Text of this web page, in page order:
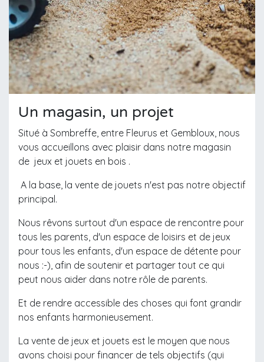
Un magasin, un projet
Situé à Sombreffe, entre Fleurus et Gembloux, nous
vous accueillons avec plaisir dans notre magasin
de jeux et jouets en bois .
A la base, la vente de jouets n'est pas notre objectif
principal.
Nous rêvons surtout d'un espace de rencontre pour
tous les parents, d'un espace de loisirs et de jeux
pour tous les enfants, d'un espace de détente pour
nous :-), afin de soutenir et partager tout ce qui
peut nous aider dans notre rôle de parents.
Et de rendre accessible des choses qui font grandir
nos enfants harmonieusement.
La vente de jeux et jouets est le moyen que nous
avons choisi pour financer de tels objectifs (qui